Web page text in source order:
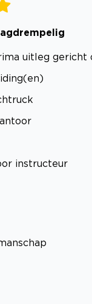
uitleg
instructeur